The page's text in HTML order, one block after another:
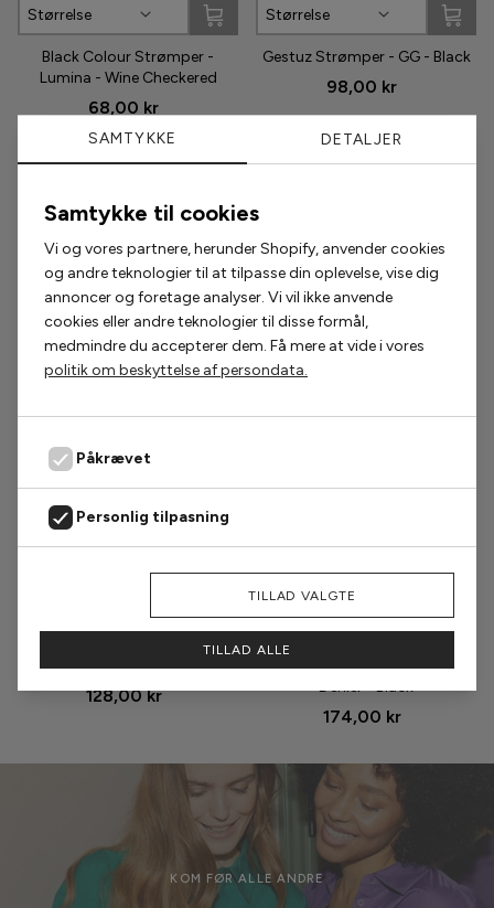
Phenumb
Say INA Copenhagen
Sisters Point
Smykkeli Copenhagen
Unica Copenhagen
SAMTYKKE DETALJER
Samtykke til cookies
Vi og vores partnere, herunder Shopify, anvender cookies
og andre teknologier til at tilpasse din oplevelse, vise dig
annoncer og foretage analyser. Vi vil ikke anvende
cookies eller andre teknologier til disse formål,
medmindre du accepterer dem. Få mere at vide i vores
politik om beskyttelse af persondata.
Påkrævet
Personlig tilpasning
Markedsføring
Analyse
TILLAD VALGTE
TILLAD ALLE
Størrelse
Black Colour Strømper -
Lumina - Wine Checkered
68,00 kr
Størrelse
Gestuz Strømper - GG - Black
98,00 kr
Populære accessories
2 for 200,-
Oroblu Strømpebukser - Club
15 - Sun
128,00 kr
2 for 300,-
Størrelse
Strømpebukser - Logo 25
Denier - Black
174,00 kr
KOM FØR ALLE ANDRE